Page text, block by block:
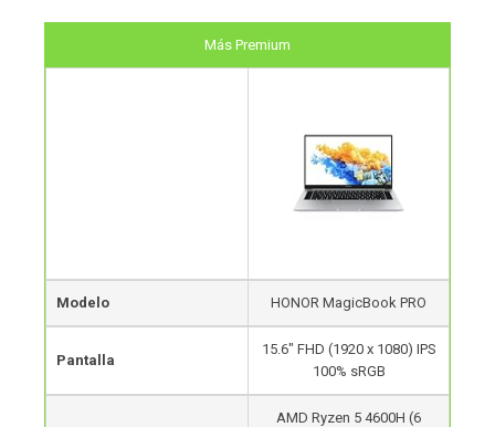
Más Premium
Modelo HONOR MagicBook PRO
Pantalla
15.6″ FHD (1920 x 1080) IPS
100% sRGB
AMD Ryzen 5 4600H (6